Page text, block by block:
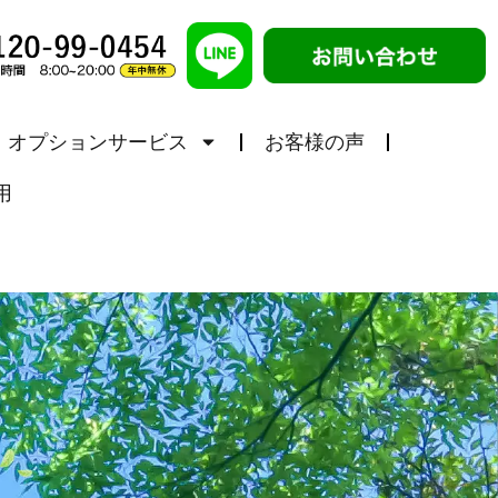
オプションサービス お客様の声